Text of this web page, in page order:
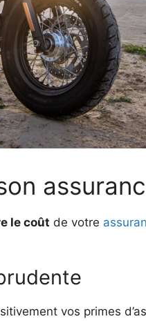
le coût de votre
vos primes